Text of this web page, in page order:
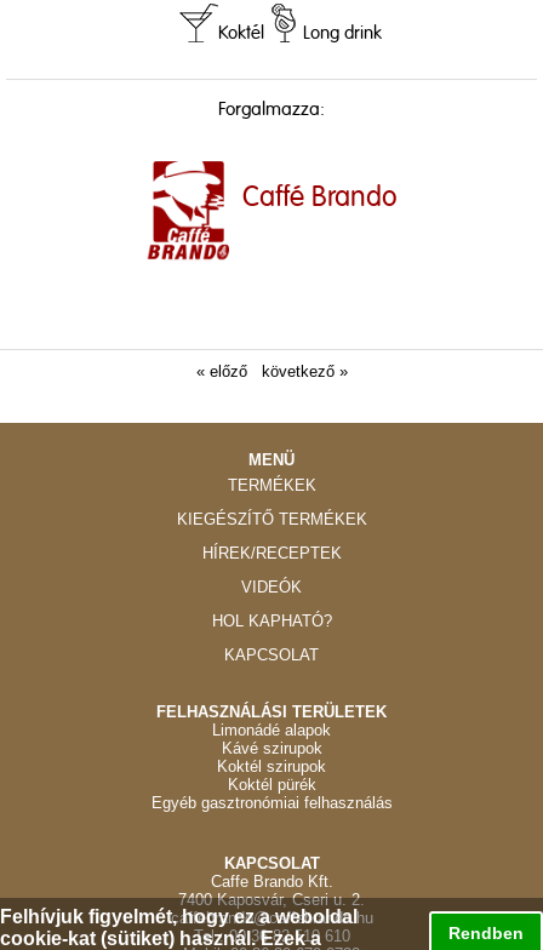
Rendben
Felhívjuk figyelmét, hogy ez a weboldal
cookie-kat (sütiket) használ. Ezek a
Koktél Long drink
Forgalmazza:
Caffé Brando
« előző következő »
MENÜ
TERMÉKEK
KIEGÉSZÍTŐ TERMÉKEK
HÍREK/RECEPTEK
VIDEÓK
HOL KAPHATÓ?
KAPCSOLAT
FELHASZNÁLÁSI TERÜLETEK
Limonádé alapok
Kávé szirupok
Koktél szirupok
Koktél pürék
Egyéb gasztronómiai felhasználás
KAPCSOLAT
Caffe Brando Kft.
7400 Kaposvár, Cseri u. 2.
caffebrando@caffebrando.hu
Tel.: 00 36 82 510 610